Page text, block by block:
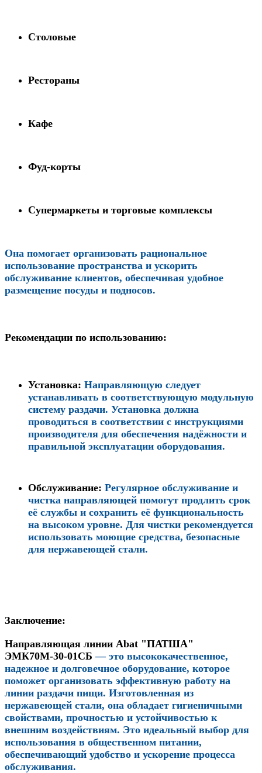
Столовые
Рестораны
Кафе
Фуд-корты
Супермаркеты и торговые комплексы
Она помогает организовать рациональное
использование пространства и ускорить
обслуживание клиентов, обеспечивая удобное
размещение посуды и подносов.
Рекомендации по использованию:
Установка: Направляющую следует
устанавливать в соответствующую модульную
систему раздачи. Установка должна
проводиться в соответствии с инструкциями
производителя для обеспечения надёжности и
правильной эксплуатации оборудования.
Обслуживание: Регулярное обслуживание и
чистка направляющей помогут продлить срок
её службы и сохранить её функциональность
на высоком уровне. Для чистки рекомендуется
использовать моющие средства, безопасные
для нержавеющей стали.
Заключение:
Направляющая линии Abat "ПАТША"
ЭМК70М-30-01СБ — это высококачественное,
надежное и долговечное оборудование, которое
поможет организовать эффективную работу на
линии раздачи пищи. Изготовленная из
нержавеющей стали, она обладает гигиеничными
свойствами, прочностью и устойчивостью к
внешним воздействиям. Это идеальный выбор для
использования в общественном питании,
обеспечивающий удобство и ускорение процесса
обслуживания.